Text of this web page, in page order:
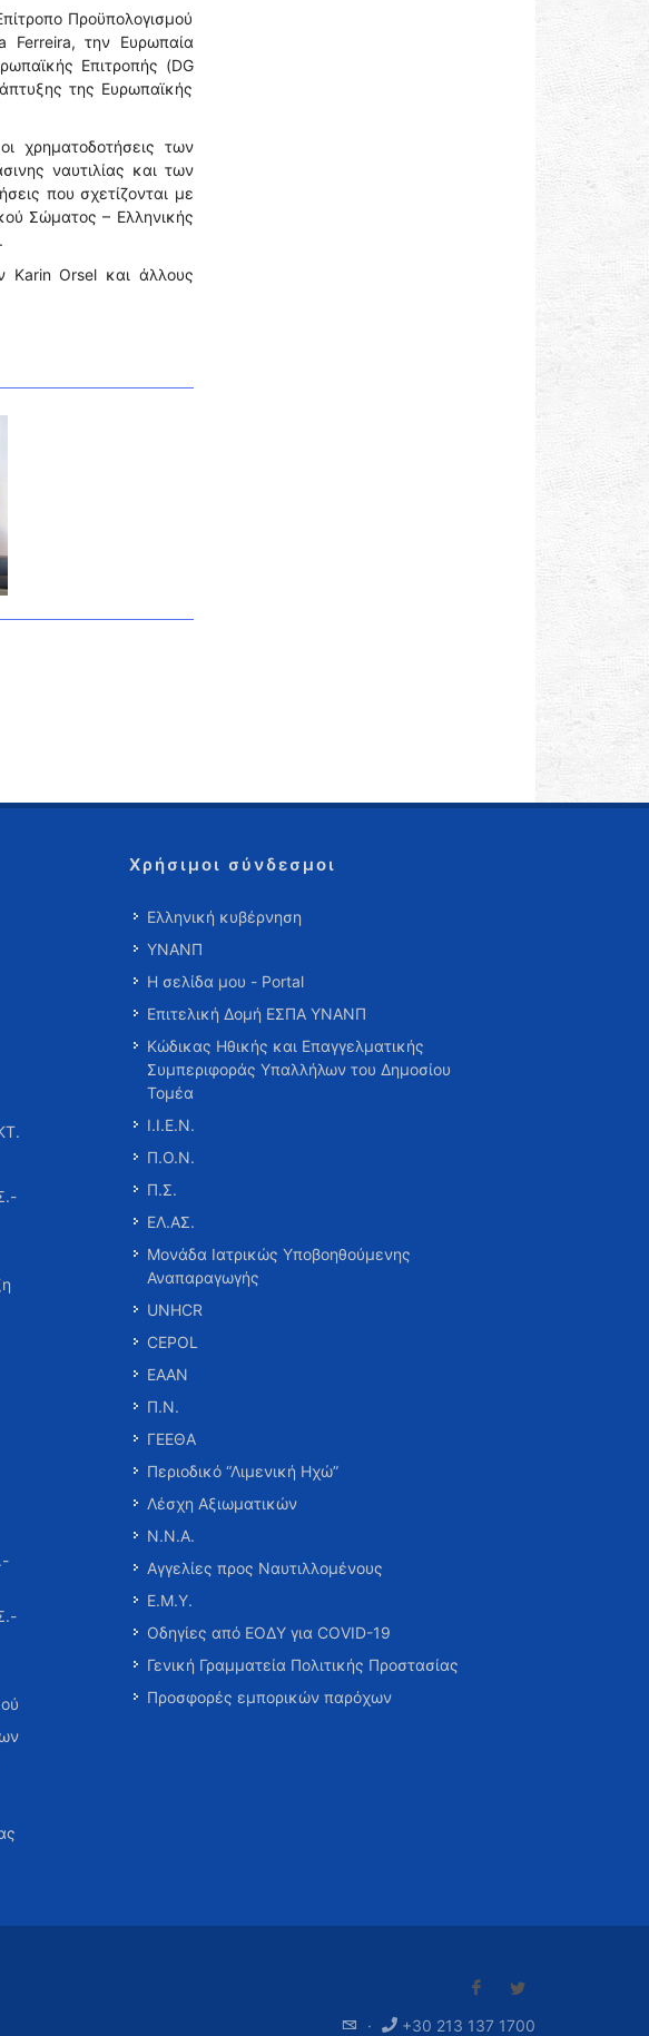
Προϋπολογισμού
Ferreira, την Ευρωπαία
Επιτροπής (DG
της Ευρωπαϊκής
χρηματοδοτήσεις των
ναυτιλίας και των
που σχετίζονται με
Σώματος – Ελληνικής
Karin Orsel και άλλους
Χρήσιμοι σύνδεσμοι
Ελληνική κυβέρνηση
ΥΝΑΝΠ
Η σελίδα μου - Portal
Επιτελική Δομή ΕΣΠΑ ΥΝΑΝΠ
Κώδικας Ηθικής και Επαγγελματικής
Συμπεριφοράς Υπαλλήλων του Δημοσίου
Τομέα
Ι.Ι.Ε.Ν.
Π.Ο.Ν.
Π.Σ.
ΕΛ.ΑΣ.
Μονάδα Ιατρικώς Υποβοηθούμενης
Αναπαραγωγής
UNHCR
CEPOL
ΕΑΑΝ
Π.Ν.
ΓΕΕΘΑ
Περιοδικό “Λιμενική Ηχώ”
Λέσχη Αξιωματικών
Ν.Ν.Α.
Αγγελίες προς Ναυτιλλομένους
Ε.Μ.Υ.
Οδηγίες από ΕΟΔΥ για COVID-19
Γενική Γραμματεία Πολιτικής Προστασίας
Προσφορές εμπορικών παρόχων
· +30 213 137 1700